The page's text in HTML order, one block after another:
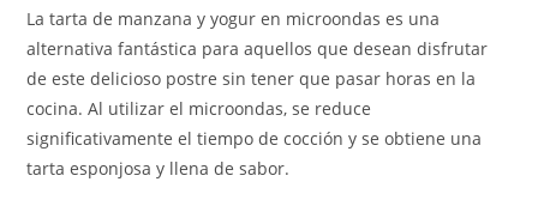
La tarta de manzana y yogur en microondas es una
alternativa fantástica para aquellos que desean disfrutar
de este delicioso postre sin tener que pasar horas en la
cocina. Al utilizar el microondas, se reduce
significativamente el tiempo de cocción y se obtiene una
tarta esponjosa y llena de sabor.